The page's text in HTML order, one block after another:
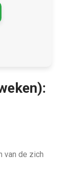
van de zich